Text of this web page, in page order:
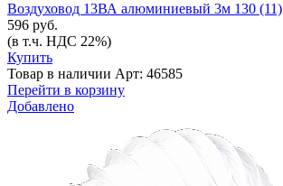
Воздуховод 13ВА алюминиевый 3м 130 (11)
596 руб.
(в т.ч. НДС 22%)
Купить
Товар в наличии Арт: 46585
Перейти в корзину
Добавлено